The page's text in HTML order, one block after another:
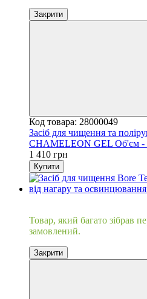
Закрити
Код товара: 28000049
Засіб для чищення та
CHAMELEON GEL Об'єм -
1 410 грн
Купити
Товар, який багато зібрав
замовлений.
Закрити